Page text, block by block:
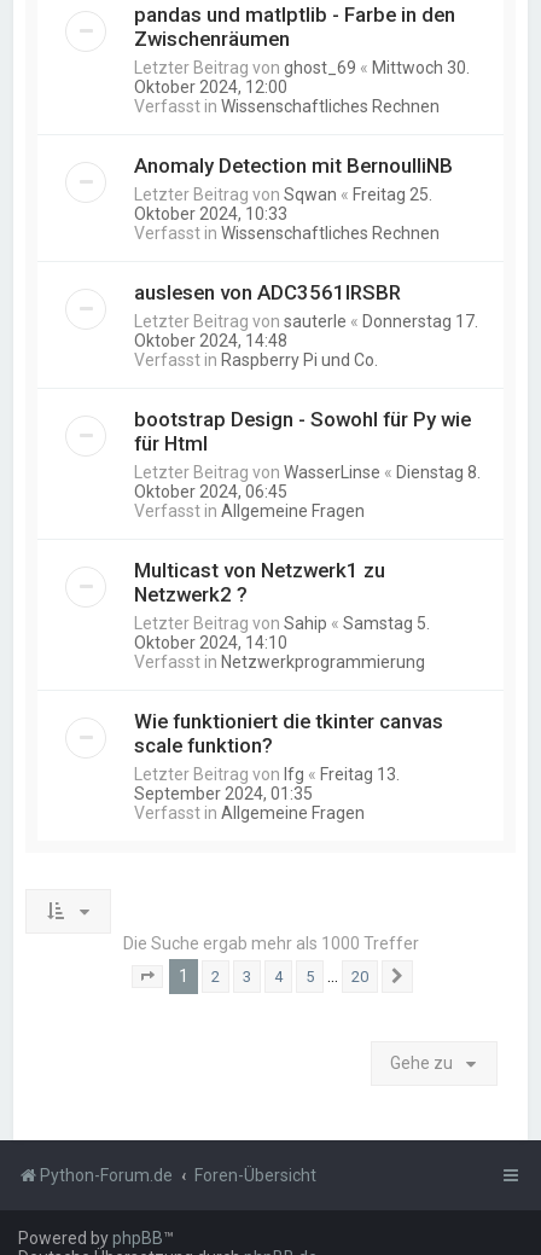
pandas und matlptlib - Farbe in den
Zwischenräumen
Letzter Beitrag vonghost_69 « Mittwoch 30.
Oktober 2024, 12:00
Verfasst inWissenschaftliches Rechnen
Anomaly Detection mit BernoulliNB
Letzter Beitrag vonSqwan « Freitag 25.
Oktober 2024, 10:33
Verfasst inWissenschaftliches Rechnen
auslesen von ADC3561IRSBR
Letzter Beitrag vonsauterle « Donnerstag 17.
Oktober 2024, 14:48
Verfasst in Raspberry Pi und Co.
bootstrap Design - Sowohl für Py wie
für Html
Letzter Beitrag vonWasserLinse « Dienstag 8.
Oktober 2024, 06:45
Verfasst inAllgemeine Fragen
Multicast von Netzwerk1 zu
Netzwerk2 ?
Letzter Beitrag vonSahip «Samstag 5.
Oktober 2024, 14:10
Verfasst in Netzwerkprogrammierung
Wie funktioniert die tkinter canvas
scale funktion?
Letzter Beitrag von lfg « Freitag 13.
September 2024, 01:35
Verfasst inAllgemeine Fragen
Die Suche ergab mehr als 1000 Treffer
Seite von 20
1 2 3 4 5 … 20
Gehe zu
Python-Forum.de Foren-Übersicht
Powered byphpBB™